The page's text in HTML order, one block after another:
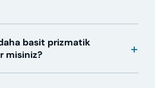
basit prizmatik
misiniz?
+